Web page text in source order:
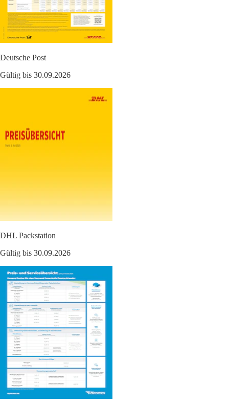
Deutsche Post
Gültig bis 30.09.2026
DHL Packstation
Gültig bis 30.09.2026